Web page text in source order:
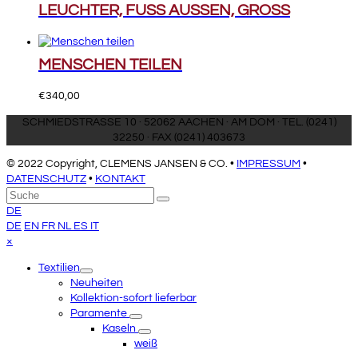
LEUCHTER, FUSS AUSSEN, GROSS
MENSCHEN TEILEN
€340,00
SCHMIEDSTRASSE 10 · 52062 AACHEN · AM DOM · TEL. (0241)
32250 · FAX (0241) 403673
© 2022 Copyright, CLEMENS JANSEN & CO. • IMPRESSUM •
DATENSCHUTZ • KONTAKT
An
den
Anfang
scrollen
Suche
Senden
DE
DE EN FR NL ES IT
×
menuTextilien
Neuheiten
Kollektion-sofort lieferbar
Paramente
Kaseln
weiß